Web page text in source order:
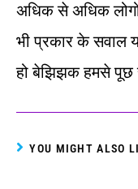
अधिक से अधिक
भी प्रकार के सवाल
हो बेझिझक हमसे
YOU MIGHT ALSO